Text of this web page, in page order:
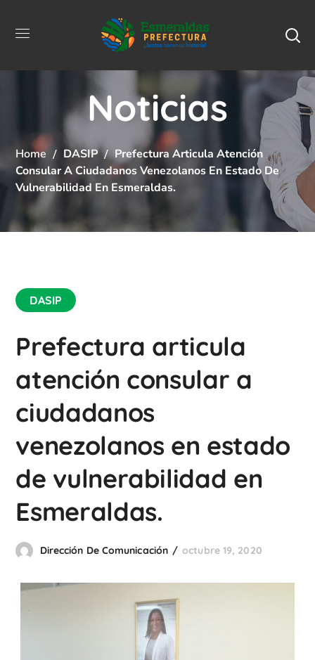
Noticias
Home DASIP
Prefectura Articula Atención
Consular A Ciudadanos Venezolanos En Estado De
Vulnerabilidad En Esmeraldas.
DASIP
Prefectura articula
atención consular a
ciudadanos
venezolanos en estado
de vulnerabilidad en
Esmeraldas.
Dirección De Comunicación octubre 19, 2020